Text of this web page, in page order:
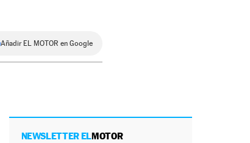
Añadir EL MOTOR en Google
NEWSLETTER ELMOTOR